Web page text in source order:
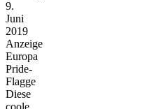
9.
Juni
2019
Anzeige
Europa
Pride-
Flagge
Diese